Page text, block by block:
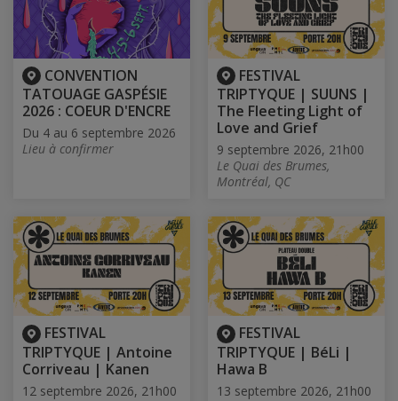
CONVENTION
TATOUAGE GASPÉSIE
2026 : COEUR D'ENCRE
Du 4 au 6 septembre 2026
Lieu à confirmer
FESTIVAL
TRIPTYQUE | SUUNS |
The Fleeting Light of
Love and Grief
9 septembre 2026, 21h00
Le Quai des Brumes,
Montréal, QC
FESTIVAL
TRIPTYQUE | Antoine
Corriveau | Kanen
12 septembre 2026, 21h00
FESTIVAL
TRIPTYQUE | BéLi |
Hawa B
13 septembre 2026, 21h00